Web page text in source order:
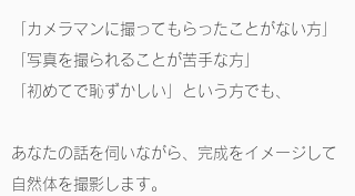
「カメラマンに撮ってもらったことがない方」
「写真を撮られることが苦手な方」
「初めてで恥ずかしい」という方でも、
あなたの話を伺いながら、完成をイメージして
自然体を撮影します。